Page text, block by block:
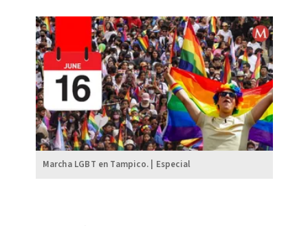
Marcha LGBT en Tampico. | Especial